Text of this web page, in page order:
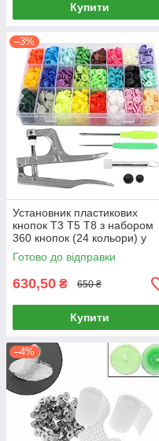
Купити
–3%
Установник пластикових
кнопок Т3 Т5 Т8 з набором
360 кнопок (24 кольори) у
кейсі
Готово до відправки
630,50 ₴ 650 ₴
Купити
–4%